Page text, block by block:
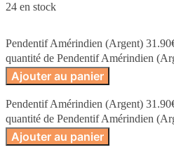
24 en stock
Pendentif Amérindien (Argent) 31.90
quantité de Pendentif Amérindien
Ajouter au panier
Pendentif Amérindien (Argent) 31.90
quantité de Pendentif Amérindien
Ajouter au panier